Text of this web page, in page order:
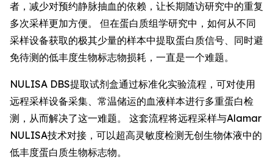
者，减少对预约静脉抽血的依赖，让长期随访研究中的重复
多次采样更加方便。 但在蛋白质组学研究中，如何从不同
采样设备获取的极其少量的样本中提取蛋白质信号、同时避
免待测的低丰度生物标志物损耗，一直是一个难题。
NULISA DBS提取试剂盒通过标准化实验流程，可对使用
远程采样设备采集、常温储运的血液样本进行多重蛋白检
测，从而解决了这一难题。 这套流程将远程采样与Alamar
NULISA技术对接，可以超高灵敏度检测无创生物体液中的
低丰度蛋白质生物标志物。